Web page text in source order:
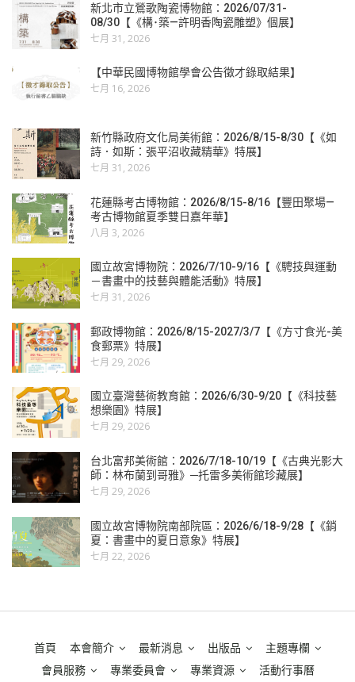
新北市立鶯歌陶瓷博物館：2026/07/31-
08/30【《構･築—許明香陶瓷雕塑》個展】
七月 31, 2026
【中華民國博物館學會公告徵才錄取結果】
七月 16, 2026
新竹縣政府文化局美術館：2026/8/15-8/30【《如
詩．如斯：張平沼收藏精華》特展】
七月 31, 2026
花蓮縣考古博物館：2026/8/15-8/16【豐田聚場—
考古博物館夏季雙日嘉年華】
八月 3, 2026
國立故宮博物院：2026/7/10-9/16【《騁技與運動
－書畫中的技藝與體能活動》特展】
七月 31, 2026
郵政博物館：2026/8/15-2027/3/7【《方寸食光-美
食郵票》特展】
七月 29, 2026
國立臺灣藝術教育館：2026/6/30-9/20【《科技藝
想樂園》特展】
七月 29, 2026
台北富邦美術館：2026/7/18-10/19【《古典光影大
師：林布蘭到哥雅》─托雷多美術館珍藏展】
七月 29, 2026
國立故宮博物院南部院區：2026/6/18-9/28【《銷
夏：書畫中的夏日意象》特展】
七月 22, 2026
首頁 本會簡介 最新消息 出版品
主題專欄
會員服務
專業委員會 專業資源 活動行事曆